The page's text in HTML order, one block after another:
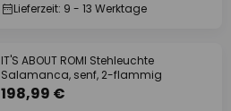
Lieferzeit: 9 - 13 Werktage
IT'S ABOUT ROMI Stehleuchte
Salamanca, senf, 2-flammig
198,99 €